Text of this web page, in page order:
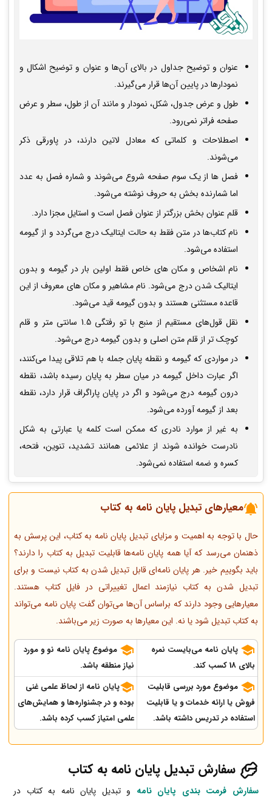
عنوان و توضیح جداول در بالای آن‌ها و عنوان و توضیح اشکال و
نمودارها در پایین آن‌ها قرار می‌گیرند.
طول و عرض جدول، شکل، نمودار و مانند آن از طول، سطر و عرض
صفحه فراتر نمی‌رود.
اصطلاحات و کلماتی که معادل لاتین دارند، در پاورقی ذکر
می‌شوند.
فصل ها از یک سوم صفحه شروع می‌شوند و شماره فصل به عدد
اما شمارنده بخش به حروف نوشته می‌شود.
قلم عنوان بخش بزرگتر از عنوان فصل است و استایل مجزا دارد.
نام کتاب­‌ها در متن فقط به حالت ایتالیک درج می‌گردد و از گیومه
استفاده می‌شود.
نام اشخاص و مکان ­های خاص فقط اولین بار در گیومه و بدون
ایتالیک شدن درج می­‌شود. نام مشاهیر و مکان­ های معروف از این
قاعده مستثنی هستند و بدون گیومه قید می­‌شود.
نقل قول­‌های مستقیم از منبع با تو رفتگی 1.5 سانتی متر و قلم
کوچک تر از قلم متن اصلی و بدون گیومه درج می‌شود.
در مواردی که گیومه و نقطه پایان جمله با هم تلاقی پیدا می­‌کنند،
اگر عبارت داخل گیومه در میان سطر به پایان رسیده باشد، نقطه
درون گیومه درج می­‌شود و اگر در پایان پاراگراف قرار دارد، نقطه
بعد از گیومه آورده می­‌شود.
به غیر از موارد نادری که ممکن است کلمه یا عبارتی به شکل
نادرست خوانده شوند از علائمی همانند تشدید، تنوین، فتحه،
کسره و ضمه استفاده نمی­‌شود.
معیارهای تبدیل پایان نامه به کتاب
حال با توجه به اهمیت و مزایای تبدیل پایان نامه به کتاب، این پرسش به
ذهنمان می‌رسد که آیا همه پایان نامه‌ها قابلیت تبدیل به کتاب را دارند؟
باید بگوییم خیر. هر پایان نامه‌ای قابل تبدیل شدن به کتاب نیست و برای
تبدیل شدن به کتاب نیازمند اعمال تغییراتی در فایل کتاب هستند.
معیارهایی وجود دارند که براساس آن‌ها می‌توان گفت پایان نامه می‌تواند
به کتاب تبدیل شود یا نه. این معیارها به صورت زیر می‌باشند.
پایان­ نامه می­‌بایست نمره
بالای 18 کسب کند.
موضوع پایان­ نامه نو و مورد
نیاز منطقه باشد.
موضوع مورد بررسی قابلیت
فروش یا ارائه خدمات و یا قابلیت
استفاده در تدریس داشته باشد.
پایان­ نامه از لحاظ علمی غنی
بوده و در جشنواره­‌ها و همایش‌های
علمی امتیاز کسب کرده باشد.
سفارش تبدیل پایان نامه به کتاب
سفارش فرمت بندی پایان نامه و تبدیل پایان نامه به کتاب در